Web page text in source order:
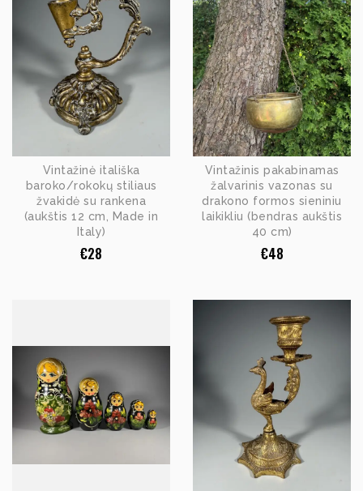
Vintažinė itališka
baroko/rokokų stiliaus
žvakidė su rankena
(aukštis 12 cm, Made in
Italy)
€28
Vintažinis pakabinamas
žalvarinis vazonas su
drakono formos sieniniu
laikikliu (bendras aukštis
40 cm)
€48